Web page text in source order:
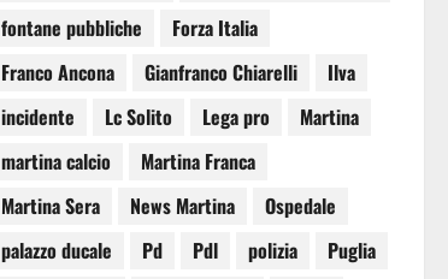
fontane pubbliche
Forza Italia
Franco Ancona
Gianfranco Chiarelli
Ilva
incidente
Lc Solito Lega pro
Martina
martina calcio
Martina Franca
Martina Sera
News Martina
Ospedale
palazzo ducale
Pd Pdl polizia
Puglia